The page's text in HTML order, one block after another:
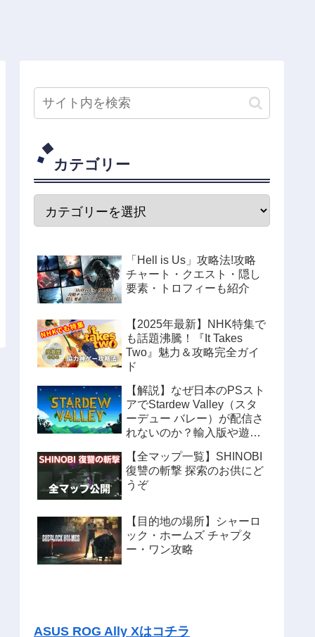
カテゴリー
「Hell is Us」攻略法!攻略
チャート・クエスト・隠し
要素・トロフィーも紹介
【2025年最新】NHK特集で
も話題沸騰！『It Takes
Two』魅力＆攻略完全ガイ
ド
【解説】なぜ日本のPSスト
アでStardew Valley（スタ
ーデュー バレー）が配信さ
れないのか？輸入版や遊ぶ
【全マップ一覧】SHINOBI
復讐の斬撃 探索のお供にど
うぞ
【目的地の場所】シャーロ
ック・ホームズ チャプタ
ー・ワン攻略
ASUS ROG Ally Xはコチラ